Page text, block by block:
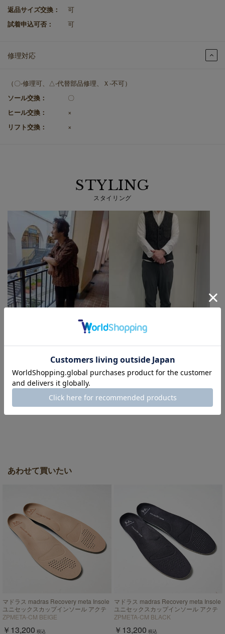
返品サイズ交換：
可
試着申込可否：
可
修理対応
（〇-修理可、△-代替部品修理、Ｘ-不可）
ソール交換：
〇
ヒール交換：
×
リフト交換：
×
STYLING
スタイリング
トグタク★
靴のサイズ：26.5cm
madras/LANVIN
COLLECTION 南大沢アウト
ジョニー
靴のサイズ：24.5cm
madras/LANVIN
あわせて買いたい
マドラス madras Recovery meta Insole
ユニセックスカップインソール アクテ
ィブタイプ【返品不可商品】
ZPMETA-CM BEIGE
￥13,200 税込
マドラス madras Recovery meta Insole
ユニセックスカップインソール アクテ
ィブタイプ【返品不可商品】
ZPMETA-CM BLACK
￥13,200 税込